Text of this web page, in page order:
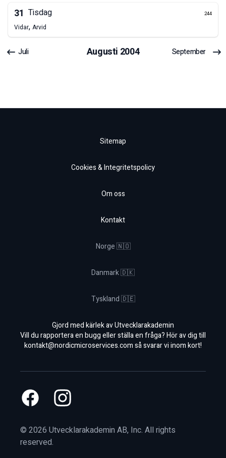
31 Tisdag 244
Vidar, Arvid
Juli Augusti 2004 September
Sitemap
Cookies & Integritetspolicy
Om oss
Kontakt
Norge 🇳🇴
Danmark 🇩🇰
Tyskland 🇩🇪
Gjord med kärlek av Utvecklarakademin
Vill du rapportera en bugg eller ställa en fråga? Hör av dig till
kontakt@nordicmicroservices.comså svarar vi inom kort!
FacebookInstagram
© 2026 Utvecklarakademin AB, Inc. All rights
reserved.